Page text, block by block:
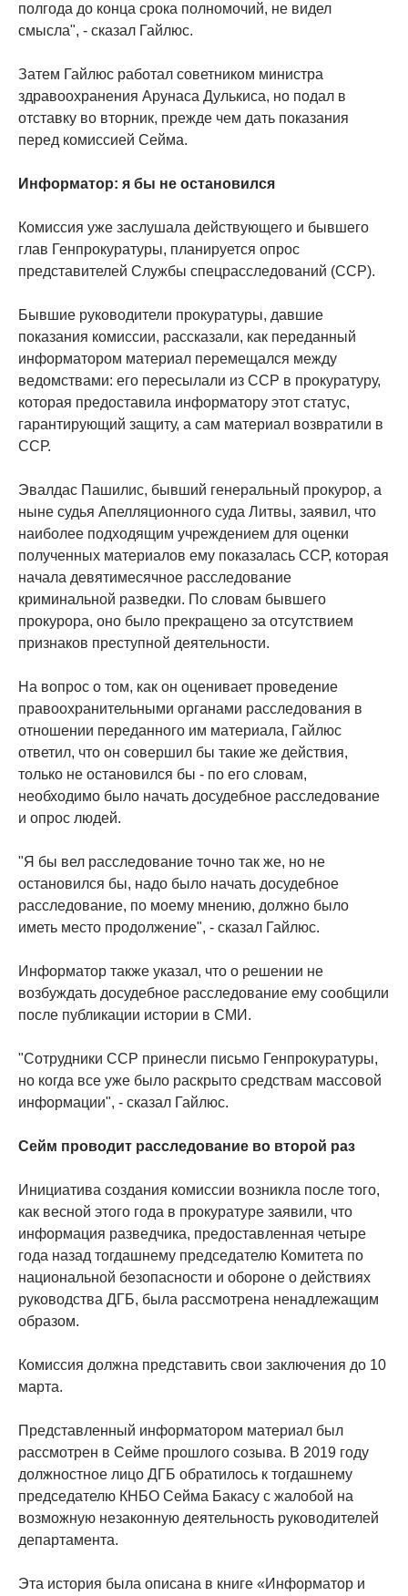
полгода до конца срока полномочий, не видел
смысла", - сказал Гайлюс.
Затем Гайлюс работал советником министра
здравоохранения Арунаса Дулькиса, но подал в
отставку во вторник, прежде чем дать показания
перед комиссией Сейма.
Информатор: я бы не остановился
Комиссия уже заслушала действующего и бывшего
глав Генпрокуратуры, планируется опрос
представителей Службы спецрасследований (ССР).
Бывшие руководители прокуратуры, давшие
показания комиссии, рассказали, как переданный
информатором материал перемещался между
ведомствами: его пересылали из ССР в прокуратуру,
которая предоставила информатору этот статус,
гарантирующий защиту, а сам материал возвратили в
ССР.
Эвалдас Пашилис, бывший генеральный прокурор, а
ныне судья Апелляционного суда Литвы, заявил, что
наиболее подходящим учреждением для оценки
полученных материалов ему показалась ССР, которая
начала девятимесячное расследование
криминальной разведки. По словам бывшего
прокурора, оно было прекращено за отсутствием
признаков преступной деятельности.
На вопрос о том, как он оценивает проведение
правоохранительными органами расследования в
отношении переданного им материала, Гайлюс
ответил, что он совершил бы такие же действия,
только не остановился бы - по его словам,
необходимо было начать досудебное расследование
и опрос людей.
"Я бы вел расследование точно так же, но не
остановился бы, надо было начать досудебное
расследование, по моему мнению, должно было
иметь место продолжение", - сказал Гайлюс.
Информатор также указал, что о решении не
возбуждать досудебное расследование ему сообщили
после публикации истории в СМИ.
"Сотрудники ССР принесли письмо Генпрокуратуры,
но когда все уже было раскрыто средствам массовой
информации", - сказал Гайлюс.
Сейм проводит расследование во второй раз
Инициатива создания комиссии возникла после того,
как весной этого года в прокуратуре заявили, что
информация разведчика, предоставленная четыре
года назад тогдашнему председателю Комитета по
национальной безопасности и обороне о действиях
руководства ДГБ, была рассмотрена ненадлежащим
образом.
Комиссия должна представить свои заключения до 10
марта.
Представленный информатором материал был
рассмотрен в Сейме прошлого созыва. В 2019 году
должностное лицо ДГБ обратилось к тогдашнему
председателю КНБО Сейма Бакасу с жалобой на
возможную незаконную деятельность руководителей
департамента.
Эта история была описана в книге «Информатор и